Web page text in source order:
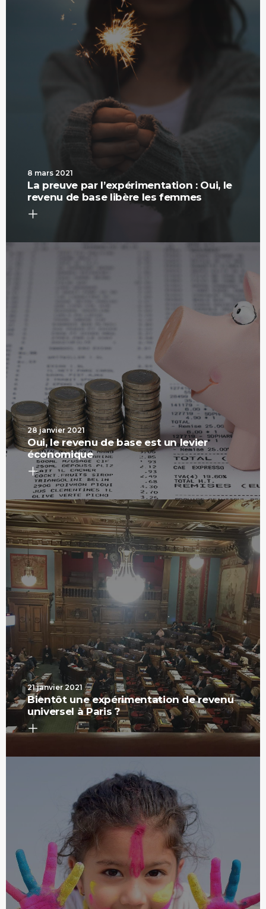
8 mars 2021
La preuve par l’expérimentation : Oui, le
revenu de base libère les femmes
28 janvier 2021
Oui, le revenu de base est un levier
économique
21 janvier 2021
Bientôt une expérimentation de revenu
universel à Paris ?